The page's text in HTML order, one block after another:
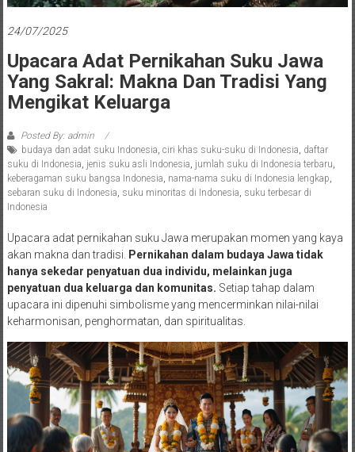
24/07/2025
Upacara Adat Pernikahan Suku Jawa
Yang Sakral: Makna Dan Tradisi Yang
Mengikat Keluarga
Posted By: admin
budaya dan adat suku Indonesia ciri khas suku-suku di Indonesia daftar
suku di Indonesia jenis suku asli Indonesia jumlah suku di Indonesia terbaru
keberagaman suku bangsa Indonesia nama-nama suku di Indonesia lengkap
sebaran suku di Indonesia suku minoritas di Indonesia suku terbesar di
Indonesia
Upacara adat pernikahan suku Jawa merupakan momen yang kaya
akan makna dan tradisi.
Pernikahan dalam budaya Jawa tidak
hanya sekedar penyatuan dua individu, melainkan juga
penyatuan dua keluarga dan komunitas. Setiap tahap dalam
upacara ini dipenuhi simbolisme yang mencerminkan nilai-nilai
keharmonisan, penghormatan, dan spiritualitas.